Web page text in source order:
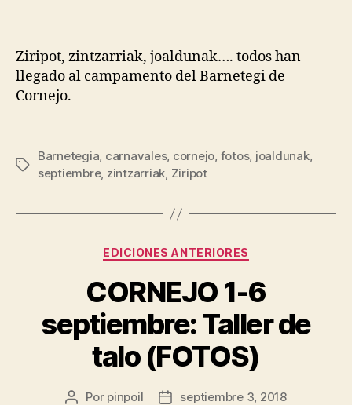
Ziripot, zintzarriak, joaldunak…. todos han
llegado al campamento del Barnetegi de
Cornejo.
Barnetegia, carnavales, cornejo, fotos, joaldunak,
septiembre, zintzarriak, Ziripot
EDICIONES ANTERIORES
CORNEJO 1-6
septiembre: Taller de
talo (FOTOS)
Por pinpoil
septiembre 3, 2018